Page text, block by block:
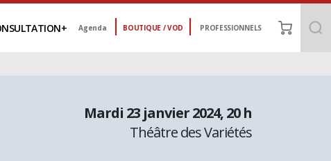
Agenda BOUTIQUE / VOD PROFESSIONNELS
mardi 23 janvier 2024, 20 h
Théâtre des Variétés